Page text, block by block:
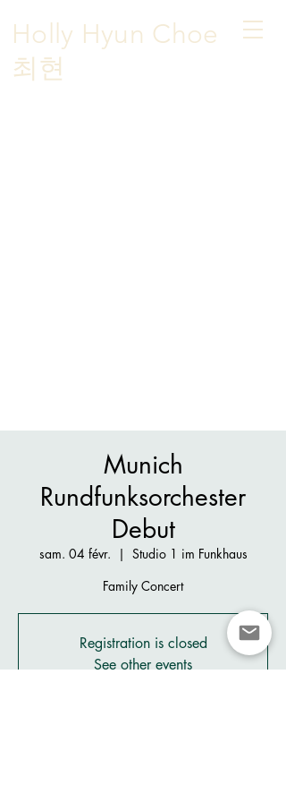
Holly Hyun Choe
​최현
Munich
Rundfunksorchester
Debut
sam. 04 févr.
  |
Studio 1 im Funkhaus
Family Concert
Registration is closed
See other events